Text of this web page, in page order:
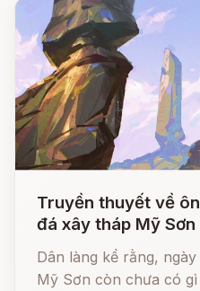
Truyền thuyết về
đá xây tháp Mỹ
thung lũng thần linh
Dân làng kể rằng,
Mỹ Sơn còn chưa có